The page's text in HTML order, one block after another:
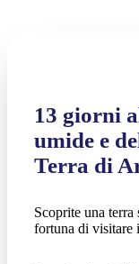
13 giorni
umide e
Terra di
Scoprite una terra
fortuna di visitare